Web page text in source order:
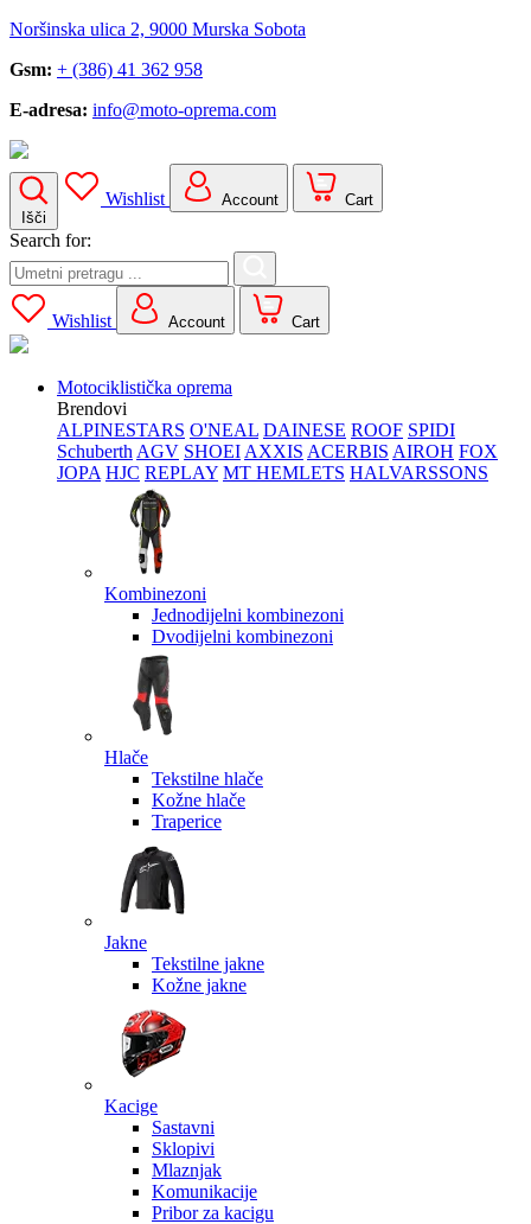
Noršinska ulica 2, 9000 Murska Sobota
Gsm: + (386) 41 362 958
E-adresa: info@moto-oprema.com
Išči
Wishlist Account Cart
Search for:
Wishlist Account Cart
Motociklistička oprema
Brendovi
ALPINESTARS O'NEAL DAINESE ROOF SPIDI
Schuberth AGV SHOEI AXXIS ACERBIS AIROH FOX
JOPA HJC REPLAY MT HEMLETS HALVARSSONS
Kombinezoni
Jednodijelni kombinezoni
Dvodijelni kombinezoni
Hlače
Tekstilne hlače
Kožne hlače
Traperice
Jakne
Tekstilne jakne
Kožne jakne
Kacige
Sastavni
Sklopivi
Mlaznjak
Komunikacije
Pribor za kacigu